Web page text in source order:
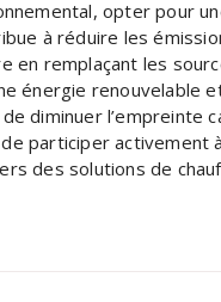
opter pour
à réduire les
en remplaçant les
énergie renouvelable
diminuer l’empreinte
participer activement
des solutions de